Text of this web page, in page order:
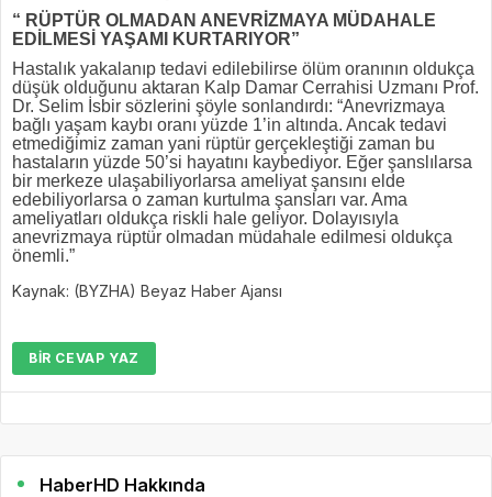
“ RÜPTÜR OLMADAN ANEVRİZMAYA MÜDAHALE
EDİLMESİ YAŞAMI KURTARIYOR”
Hastalık yakalanıp tedavi edilebilirse ölüm oranının oldukça
düşük olduğunu aktaran Kalp Damar Cerrahisi Uzmanı Prof.
Dr. Selim İsbir sözlerini şöyle sonlandırdı: “Anevrizmaya
bağlı yaşam kaybı oranı yüzde 1’in altında. Ancak tedavi
etmediğimiz zaman yani rüptür gerçekleştiği zaman bu
hastaların yüzde 50’si hayatını kaybediyor. Eğer şanslılarsa
bir merkeze ulaşabiliyorlarsa ameliyat şansını elde
edebiliyorlarsa o zaman kurtulma şansları var. Ama
ameliyatları oldukça riskli hale geliyor. Dolayısıyla
anevrizmaya rüptür olmadan müdahale edilmesi oldukça
önemli.”
Kaynak: (BYZHA) Beyaz Haber Ajansı
BIR CEVAP YAZ
HaberHD Hakkında